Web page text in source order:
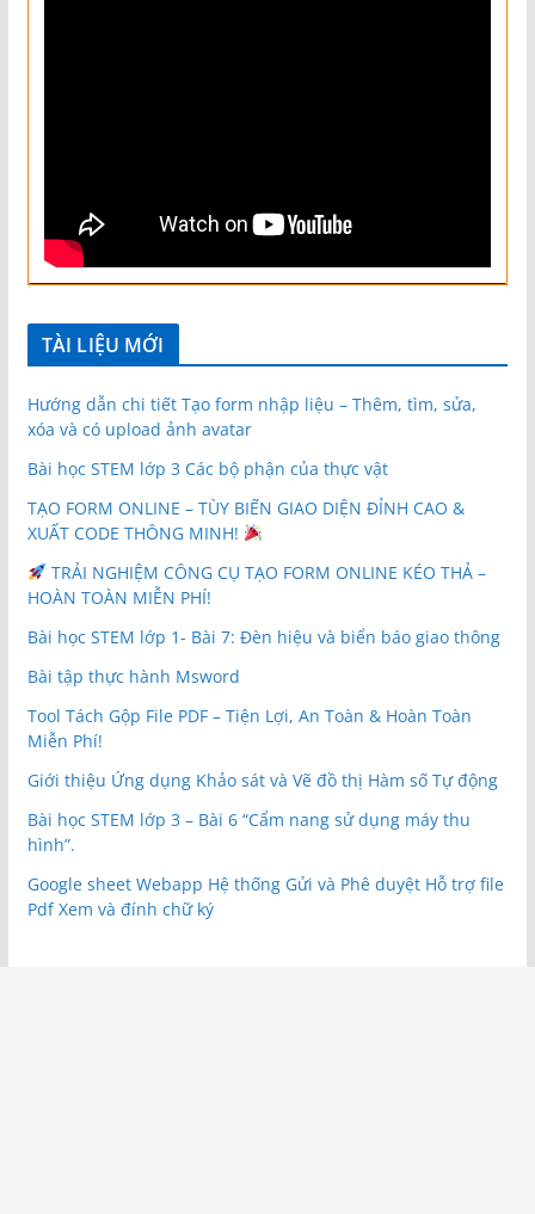
TÀI LIỆU MỚI
Hướng dẫn chi tiết Tạo form nhập liệu – Thêm, tìm, sửa,
xóa và có upload ảnh avatar
Bài học STEM lớp 3 Các bộ phận của thực vật
TẠO FORM ONLINE – TÙY BIẾN GIAO DIỆN ĐỈNH CAO &
XUẤT CODE THÔNG MINH!
TRẢI NGHIỆM CÔNG CỤ TẠO FORM ONLINE KÉO THẢ –
HOÀN TOÀN MIỄN PHÍ!
Bài học STEM lớp 1- Bài 7: Đèn hiệu và biển báo giao thông
Bài tập thực hành Msword
Tool Tách Gộp File PDF – Tiện Lợi, An Toàn & Hoàn Toàn
Miễn Phí!
Giới thiệu Ứng dụng Khảo sát và Vẽ đồ thị Hàm số Tự động
Bài học STEM lớp 3 – Bài 6 “Cẩm nang sử dụng máy thu
hình”.
Google sheet Webapp Hệ thống Gửi và Phê duyệt Hỗ trợ file
Pdf Xem và đính chữ ký